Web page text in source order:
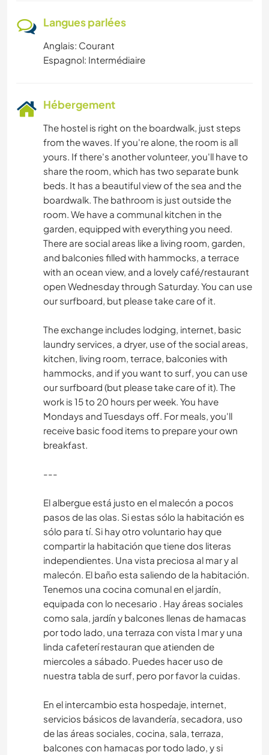
Langues parlées
Anglais: Courant
Espagnol: Intermédiaire
Hébergement
The hostel is right on the boardwalk, just steps
from the waves. If you're alone, the room is all
yours. If there's another volunteer, you'll have to
share the room, which has two separate bunk
beds. It has a beautiful view of the sea and the
boardwalk. The bathroom is just outside the
room. We have a communal kitchen in the
garden, equipped with everything you need.
There are social areas like a living room, garden,
and balconies filled with hammocks, a terrace
with an ocean view, and a lovely café/restaurant
open Wednesday through Saturday. You can use
our surfboard, but please take care of it.
The exchange includes lodging, internet, basic
laundry services, a dryer, use of the social areas,
kitchen, living room, terrace, balconies with
hammocks, and if you want to surf, you can use
our surfboard (but please take care of it). The
work is 15 to 20 hours per week. You have
Mondays and Tuesdays off. For meals, you'll
receive basic food items to prepare your own
breakfast.
---
El albergue está justo en el malecón a pocos
pasos de las olas. Si estas sólo la habitación es
sólo para tí. Si hay otro voluntario hay que
compartir la habitación que tiene dos literas
independientes. Una vista preciosa al mar y al
malecón. El baño esta saliendo de la habitación.
Tenemos una cocina comunal en el jardín,
equipada con lo necesario . Hay áreas sociales
como sala, jardín y balcones llenas de hamacas
por todo lado, una terraza con vista l mar y una
linda cafeterí restauran que atienden de
miercoles a sábado. Puedes hacer uso de
nuestra tabla de surf, pero por favor la cuidas.
En el intercambio esta hospedaje, internet,
servicios básicos de lavandería, secadora, uso
de las áreas sociales, cocina, sala, terraza,
balcones con hamacas por todo lado, y si